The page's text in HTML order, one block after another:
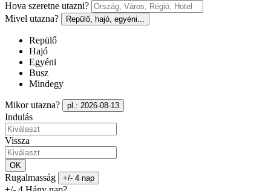
Hova szeretne utazni?
Mivel utazna?
Repülő, hajó, egyéni...
Repülő
Hajó
Egyéni
Busz
Mindegy
Mikor utazna? pl.: 2026-08-13
Indulás
Vissza
OK
Rugalmasság +/- 4 nap